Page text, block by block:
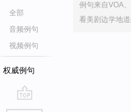
全部
音频例句
视频例句
权威例句
go
例句来自VOA
看美剧边学地道